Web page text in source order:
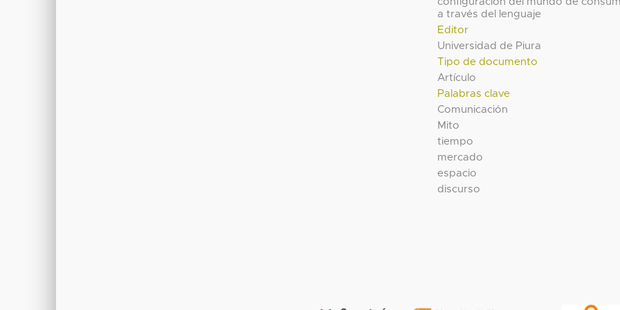
a través del lenguaje
Editor
Universidad de Piura
Tipo de documento
Artículo
Palabras clave
Comunicación
Mito
tiempo
mercado
espacio
discurso